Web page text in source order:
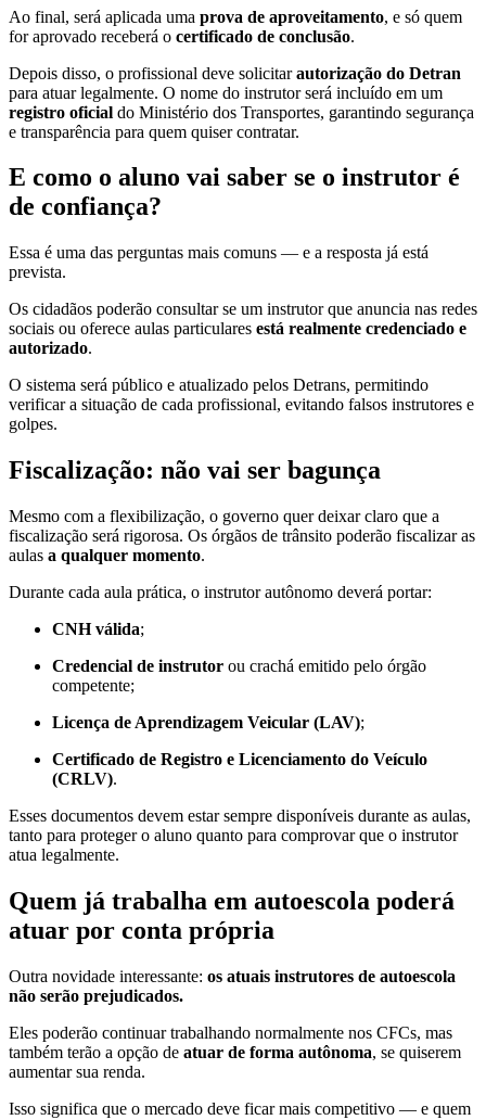
Ao final, será aplicada uma prova de aproveitamento, e só quem
for aprovado receberá o certificado de conclusão.
Depois disso, o profissional deve solicitarautorização do Detran
para atuar legalmente. O nome do instrutor será incluído em um
registro oficial do Ministério dos Transportes, garantindo segurança
e transparência para quem quiser contratar.
E como o aluno vai saber se o instrutor é
de confiança?
Essa é uma das perguntas mais comuns — e a resposta já está
prevista.
Os cidadãos poderão consultar se um instrutor que anuncia nas redes
sociais ou oferece aulas particulares está realmente credenciado e
autorizado.
O sistema será público e atualizado pelos Detrans, permitindo
verificar a situação de cada profissional, evitando falsos instrutores e
golpes.
Fiscalização: não vai ser bagunça
Mesmo com a flexibilização, o governo quer deixar claro que a
fiscalização será rigorosa. Os órgãos de trânsito poderão fiscalizar as
aulas a qualquer momento.
Durante cada aula prática, o instrutor autônomo deverá portar:
CNH válida;
Credencial de instrutor ou crachá emitido pelo órgão
competente;
Licença de Aprendizagem Veicular (LAV);
Certificado de Registro e Licenciamento do Veículo
(CRLV).
Esses documentos devem estar sempre disponíveis durante as aulas,
tanto para proteger o aluno quanto para comprovar que o instrutor
atua legalmente.
Quem já trabalha em autoescola poderá
atuar por conta própria
Outra novidade interessante: os atuais instrutores de autoescola
não serão prejudicados.
Eles poderão continuar trabalhando normalmente nos CFCs, mas
também terão a opção de atuar de forma autônoma, se quiserem
aumentar sua renda.
Isso significa que o mercado deve ficar mais competitivo — e quem